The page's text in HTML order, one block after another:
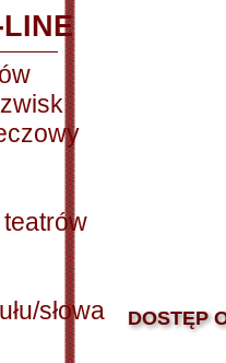
słowa
DOSTĘP